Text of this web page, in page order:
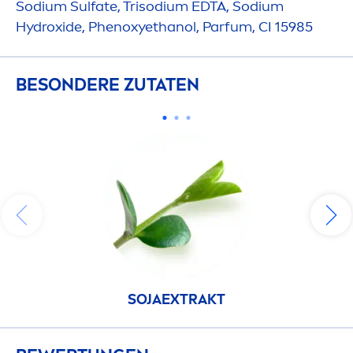
Sodium Sulfate, Trisodium EDTA, Sodium
Hydroxide, Phenoxyethanol, Parfum, CI 15985
BESONDERE ZUTATEN
SOJAEXTRAKT